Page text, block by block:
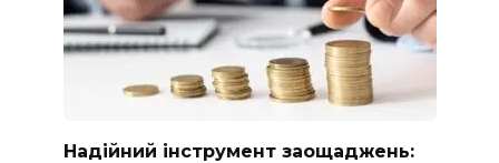
Надійний інструмент заощаджень: